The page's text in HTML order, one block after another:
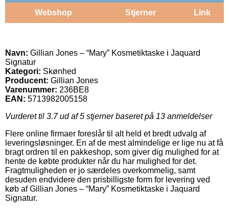
Webshop Stjerner Link
Navn: Gillian Jones – “Mary” Kosmetiktaske i Jaquard
Signatur
Kategori: Skønhed
Producent: Gillian Jones
Varenummer: 236BE8
EAN: 5713982005158
Vurderet til 3.7ud af 5 stjerner baseret på 13 anmeldelser
Flere online firmaer foreslår til alt held et bredt udvalg af
leveringsløsninger. En af de mest almindelige er lige nu at få
bragt ordren til en pakkeshop, som giver dig mulighed for at
hente de købte produkter når du har mulighed for det.
Fragtmuligheden er jo særdeles overkommelig, samt
desuden endvidere den prisbilligste form for levering ved
køb af Gillian Jones – “Mary” Kosmetiktaske i Jaquard
Signatur.